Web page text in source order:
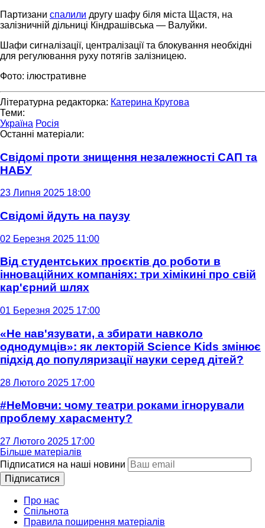
Партизани спалили другу шафу біля міста Щастя, на
залізничній дільниці Кіндрашівська — Валуйки.
Шафи сигналізації, централізації та блокування необхідні
для регулювання руху потягів залізницею.
Фото: ілюстративне
Літературна редакторка: Катерина Кругова
Теми:
Україна Росія
Останні матеріали:
Свідомі проти знищення незалежності САП та
НАБУ
23 Липня 2025 18:00
Свідомі йдуть на паузу
02 Березня 2025 11:00
Від студентських проєктів до роботи в
інноваційних компаніях: три хімікині про свій
кар'єрний шлях
01 Березня 2025 17:00
«Не нав'язувати, а збирати навколо
однодумців»: як лекторій Science Kids змінює
підхід до популяризації науки серед дітей?
28 Лютого 2025 17:00
#НеМовчи: чому театри роками ігнорували
проблему харасменту?
27 Лютого 2025 17:00
Більше матеріалів
Підписатися на наші новини
Підписатися
Про нас
Спільнота
Правила поширення матеріалів